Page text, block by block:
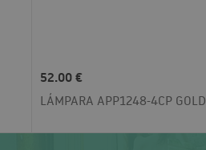
52.00 €
LÁMPARA APP1248-4CP GOLD